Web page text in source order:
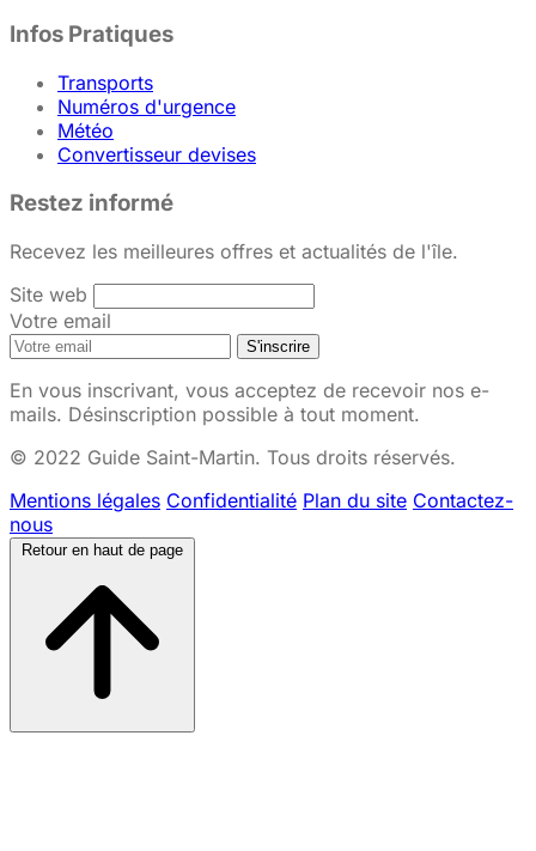
Infos Pratiques
Transports
Numéros d'urgence
Météo
Convertisseur devises
Restez informé
Recevez les meilleures offres et actualités de l'île.
Site web
Votre email
S'inscrire
En vous inscrivant, vous acceptez de recevoir nos e-
mails. Désinscription possible à tout moment.
© 2022 Guide Saint-Martin. Tous droits réservés.
Mentions légales Confidentialité Plan du site Contactez-
nous
Retour en haut de page